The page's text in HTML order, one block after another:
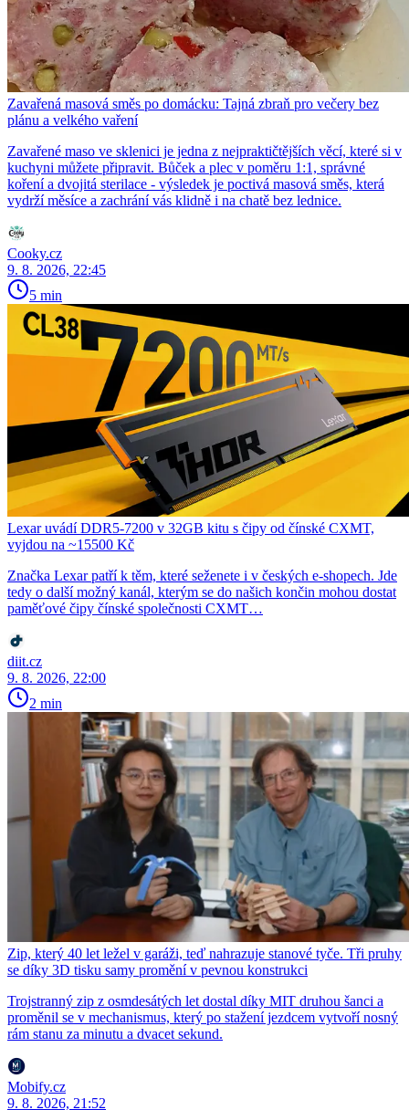
Zavařená masová směs po domácku: Tajná zbraň pro večery bez
plánu a velkého vaření
Zavařené maso ve sklenici je jedna z nejpraktičtějších věcí, které si v
kuchyni můžete připravit. Bůček a plec v poměru 1:1, správné
koření a dvojitá sterilace - výsledek je poctivá masová směs, která
vydrží měsíce a zachrání vás klidně i na chatě bez lednice.
Cooky.cz
9. 8. 2026, 22:45
5 min
Lexar uvádí DDR5-7200 v 32GB kitu s čipy od čínské CXMT,
vyjdou na ~15500 Kč
Značka Lexar patří k těm, které seženete i v českých e-shopech. Jde
tedy o další možný kanál, kterým se do našich končin mohou dostat
paměťové čipy čínské společnosti CXMT…
diit.cz
9. 8. 2026, 22:00
2 min
Zip, který 40 let ležel v garáži, teď nahrazuje stanové tyče. Tři pruhy
se díky 3D tisku samy promění v pevnou konstrukci
Trojstranný zip z osmdesátých let dostal díky MIT druhou šanci a
proměnil se v mechanismus, který po stažení jezdcem vytvoří nosný
rám stanu za minutu a dvacet sekund.
Mobify.cz
9. 8. 2026, 21:52